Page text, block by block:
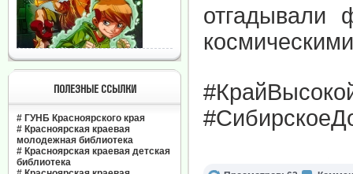
ПОЛЕЗНЫЕ ССЫЛКИ
# ГУНБ Красноярского края
# Красноярская краевая
молодежная библиотека
# Красноярская краевая детская
библиотека
отгадывали